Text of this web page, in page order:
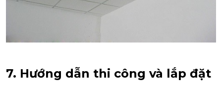
7. Hướng dẫn thi công và lắp đặt